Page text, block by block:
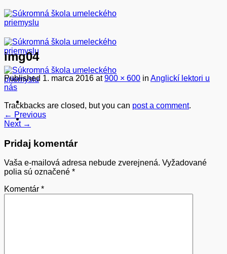
Skip
to
content
img04
Published 1. marca 2016 at900 × 600 in Anglickí lektori u
nás
Trackbacks are closed, but you can post a comment.
← Previous
Next →
Pridaj komentár
Vaša e-mailová adresa nebude zverejnená. Vyžadované
polia sú označené *
Komentár *